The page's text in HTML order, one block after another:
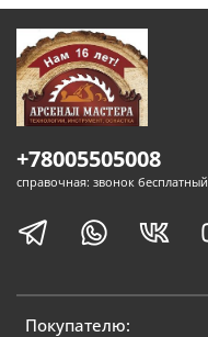
Покупателю:
+78005505008
справочная: звонок бесплатный